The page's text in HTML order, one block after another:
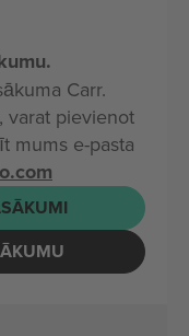
Carr.
varat pievienot
mums e-pasta